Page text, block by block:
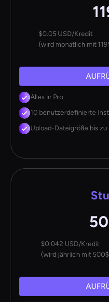
$0.05 USD/Kredit
(wird monatlich mit
Alles in Pro
10 benutzerdefinierte
Upload-Dateigröße bis
$0.042 USD/Kredit
(wird jährlich mit